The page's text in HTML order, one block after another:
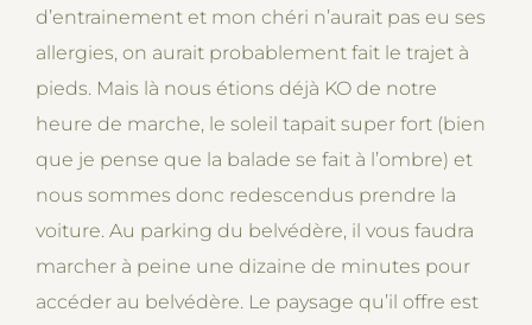
d’entrainement et mon chéri n’aurait pas eu ses
allergies, on aurait probablement fait le trajet à
pieds. Mais là nous étions déjà KO de notre
heure de marche, le soleil tapait super fort (bien
que je pense que la balade se fait à l’ombre) et
nous sommes donc redescendus prendre la
voiture. Au parking du belvédère, il vous faudra
marcher à peine une dizaine de minutes pour
accéder au belvédère. Le paysage qu’il offre est